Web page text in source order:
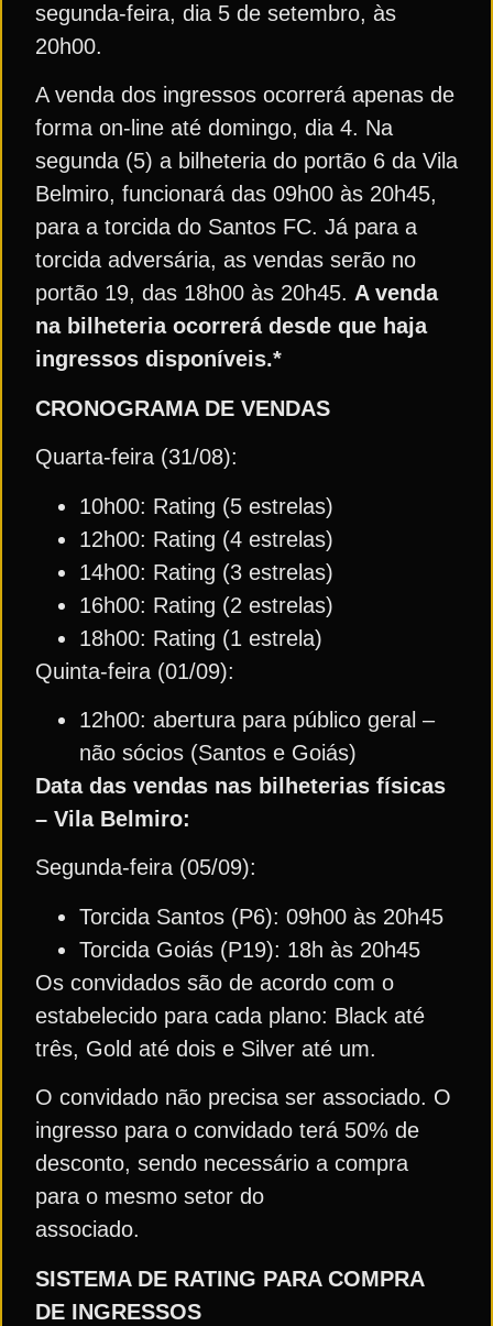
segunda-feira, dia 5 de setembro, às
20h00.
A venda dos ingressos ocorrerá apenas de
forma on-line até domingo, dia 4. Na
segunda (5) a bilheteria do portão 6 da Vila
Belmiro, funcionará das 09h00 às 20h45,
para a torcida do Santos FC. Já para a
torcida adversária, as vendas serão no
portão 19, das 18h00 às 20h45. A venda
na bilheteria ocorrerá desde que haja
ingressos disponíveis.*
CRONOGRAMA DE VENDAS
Quarta-feira (31/08):
10h00: Rating (5 estrelas)
12h00: Rating (4 estrelas)
14h00: Rating (3 estrelas)
16h00: Rating (2 estrelas)
18h00: Rating (1 estrela)
Quinta-feira (01/09):
12h00: abertura para público geral –
não sócios (Santos e Goiás)
Data das vendas nas bilheterias físicas
– Vila Belmiro:
Segunda-feira (05/09):
Torcida Santos (P6): 09h00 às 20h45
Torcida Goiás (P19): 18h às 20h45
Os convidados são de acordo com o
estabelecido para cada plano: Black até
três, Gold até dois e Silver até um.
O convidado não precisa ser associado. O
ingresso para o convidado terá 50% de
desconto, sendo necessário a compra
para o mesmo setor do
associado.
SISTEMA DE RATING PARA COMPRA
DE INGRESSOS